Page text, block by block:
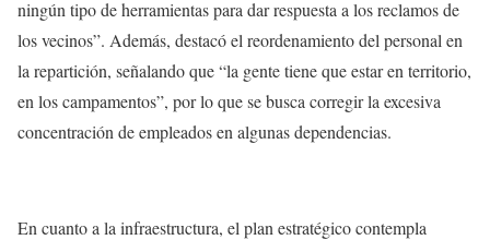
ningún tipo de herramientas para dar respuesta a los reclamos de
los vecinos”. Además, destacó el reordenamiento del personal en
la repartición, señalando que “la gente tiene que estar en territorio,
en los campamentos”, por lo que se busca corregir la excesiva
concentración de empleados en algunas dependencias.
En cuanto a la infraestructura, el plan estratégico contempla